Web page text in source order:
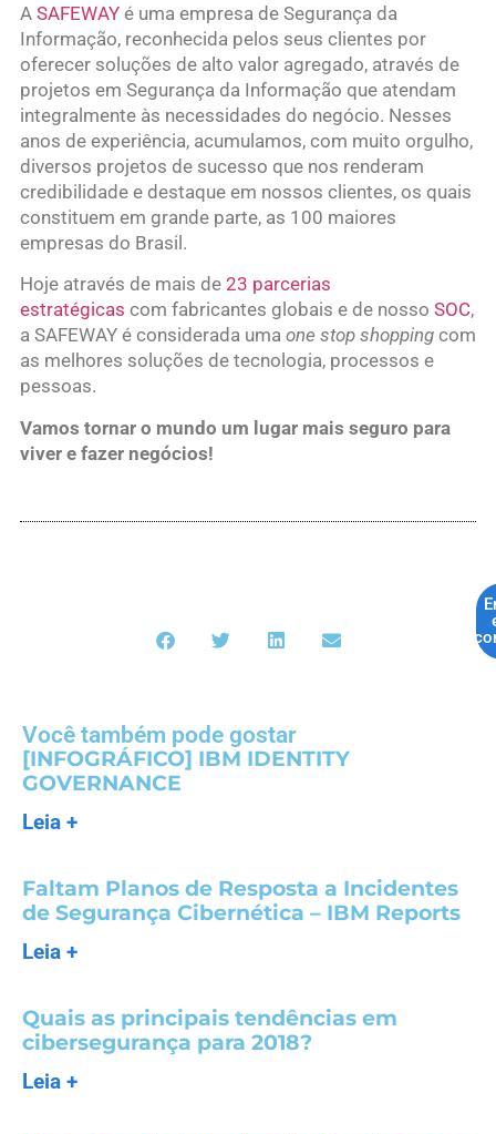
A SAFEWAYé uma empresa de Segurança da
Informação, reconhecida pelos seus clientes por
oferecer soluções de alto valor agregado, através de
projetos em Segurança da Informação que atendam
integralmente às necessidades do negócio. Nesses
anos de experiência, acumulamos, com muito orgulho,
diversos projetos de sucesso que nos renderam
credibilidade e destaque em nossos clientes, os quais
constituem em grande parte, as 100 maiores
empresas do Brasil.
Hoje através de mais de 23 parcerias
estratégicas com fabricantes globais e de nosso SOC,
a SAFEWAY é considerada uma one stop shopping com
as melhores soluções de tecnologia, processos e
pessoas.
Vamos tornar o mundo um lugar mais seguro para
viver e fazer negócios!
Você também pode gostar
[INFOGRÁFICO] IBM IDENTITY
GOVERNANCE
Leia +
Faltam Planos de Resposta a Incidentes
de Segurança Cibernética – IBM Reports
Leia +
Quais as principais tendências em
cibersegurança para 2018?
Leia +